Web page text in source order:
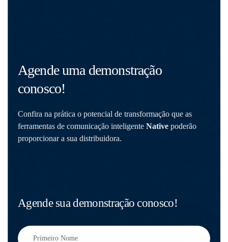
Agende uma demonstração
conosco!
Confira na prática o potencial de transformação que as
ferramentas de comunicação inteligente Native poderão
proporcionar a sua distribuidora.
Agende sua demonstração conosco!